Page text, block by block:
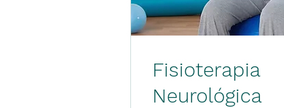
Fisioterapia
Neurológica